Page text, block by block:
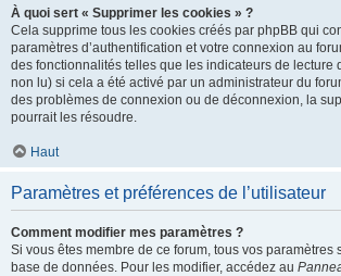
À quoi sert « Supprimer les cookies » ?
Cela supprime tous les cookies créés par phpBB qui
paramètres d’authentification et votre connexion au
des fonctionnalités telles que les indicateurs de lecture
non lu) si cela a été activé par un administrateur du
des problèmes de connexion ou de déconnexion, la
pourrait les résoudre.
Haut
Paramètres et préférences de l’utilisateur
Comment modifier mes paramètres ?
Si vous êtes membre de ce forum, tous vos paramètres
base de données. Pour les modifier, accédez au